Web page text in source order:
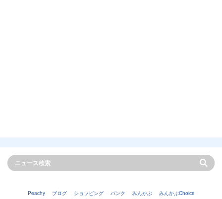
Peachy ブログ ショッピング バンク みんかぶ みんかぶChoice